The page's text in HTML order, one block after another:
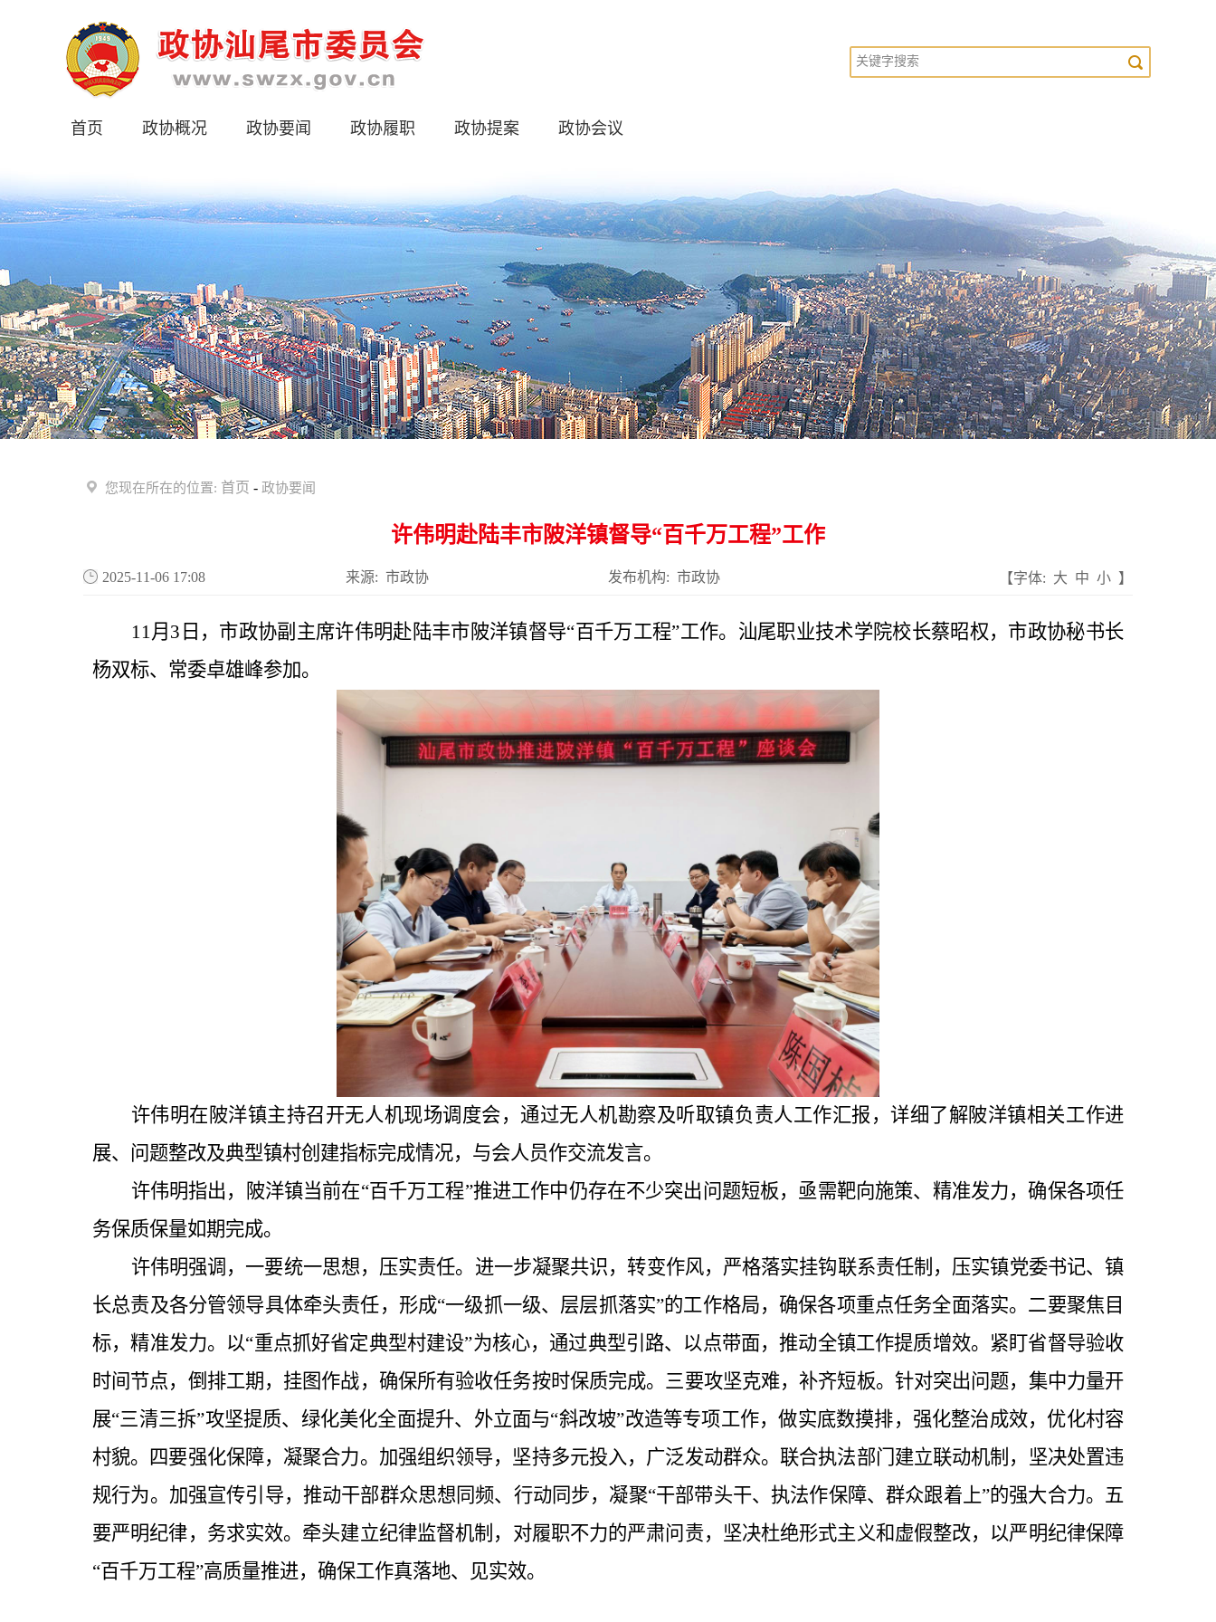
首页 政协概况 政协要闻 政协履职 政协提案 政协会议
您现在所在的位置: 首页 - 政协要闻
许伟明赴陆丰市陂洋镇督导“百千万工程”工作
2025-11-06 17:08 来源: 市政协 发布机构: 市政协 【字体: 大 中 小 】
11月3日 ，市政协副主席许伟明赴陆丰市陂洋镇督导“百千万工程”工作。 汕尾职业技术学院校长蔡昭权，市政协秘书长
杨双标、常委卓雄峰参加。
许伟明在 陂洋镇主持召开无人机现场调度会，通过无人机勘察及听取镇负责人工作汇报，详细了解陂洋镇相关工作进
展、问题整改及典型镇村创建指标完成情况， 与会人员作交流发言。
许伟明指出，陂洋镇当前在“百千万工程”推进工作中仍存在不少突出问题短板，亟需靶向施策、精准发力，确保各项任
务保质保量如期完成。
许伟明强调 ， 一要统一思想，压实责任。 进一步凝聚共识，转变作风，严格落实挂钩联系责任制，压实镇党委书记、镇
长总责及各分管领导具体牵头责任，形成“一级抓一级、层层抓落实”的工作格局，确保各项重点任务全面落实。 二要聚焦目
标，精准发力。 以“重点抓好省定典型村建设”为核心，通过典型引路、以点带面，推动全镇工作提质增效。紧盯省督导验收
时间节点，倒排工期，挂图作战，确保所有验收任务按时保质完成。 三要攻坚克难，补齐短板。 针对突出问题，集中力量开
展“三清三拆”攻坚提质、绿化美化全面提升、外立面与“斜改坡”改造等专项工作，做实底数摸排，强化整治成效，优化村容
村貌。
四要强化保障，凝聚合力。 加强组织领导，坚持多元投入，广泛发动群众。联合执法部门建立联动机制，坚决处置违
规行为。加强宣传引导，推动干部群众思想同频、行动同步，凝聚“干部带头干、执法作保障、群众跟着上”的强大合力。 五
要严明纪律，务求实效。 牵头建立纪律监督机制， 对履职不力的严肃问责， 坚决杜绝形式主义和虚假整改，以严明纪律保障
“百千万工程”高质量推进，确保工作真落地、见实效。